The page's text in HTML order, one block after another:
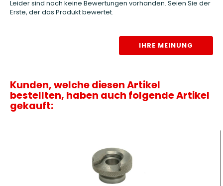
Leider sind noch keine Bewertungen vorhanden. Seien Sie der
Erste, der das Produkt bewertet.
IHRE MEINUNG
Kunden, welche diesen Artikel
bestellten, haben auch folgende Artikel
gekauft: